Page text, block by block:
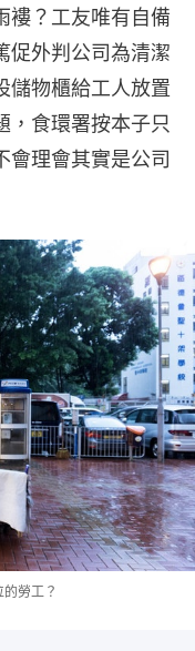
褸？工友唯有自備
促外判公司為清潔
儲物櫃給工人放置
，食環署按本子只
會理會其實是公司
勞工？